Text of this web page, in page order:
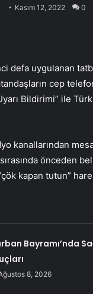
Kasım 12, 2022 0
defa uygulanan
cep
Bildirimi” ile
kanallarından
önceden
kapan tutun”
Bayramı’nda
8, 2026